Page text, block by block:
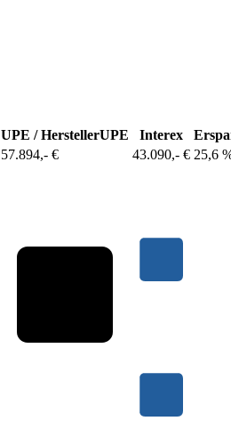
UPE / HerstellerUPE Interex
57.894,- € 43.090,- € 25,6